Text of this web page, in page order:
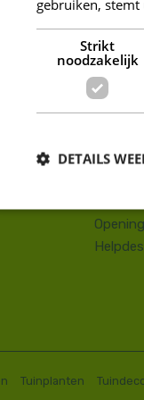
8660
+32
Tuinplanten
gebruiken,
Strikt
noodzakelijk
DETAILS